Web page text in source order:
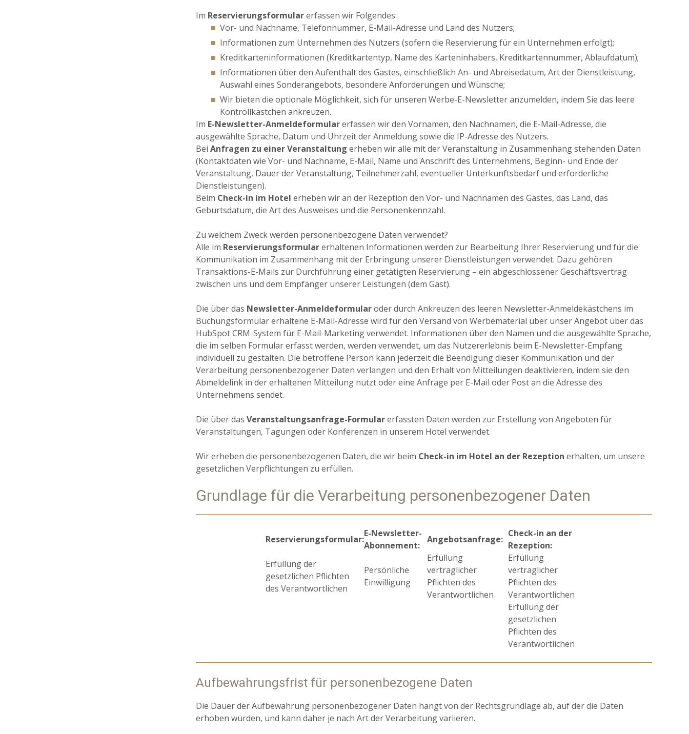
Im Reservierungsformularerfassen wir Folgendes:
Vor- und Nachname, Telefonnummer, E-Mail-Adresse und Land des Nutzers;
Informationen zum Unternehmen des Nutzers (sofern die Reservierung für ein Unternehmen erfolgt);
Kreditkarteninformationen (Kreditkartentyp, Name des Karteninhabers, Kreditkartennummer, Ablaufdatum);
Informationen über den Aufenthalt des Gastes, einschließlich An- und Abreisedatum, Art der Dienstleistung,
Auswahl eines Sonderangebots, besondere Anforderungen und Wünsche;
Wir bieten die optionale Möglichkeit, sich für unseren Werbe-E-Newsletter anzumelden, indem Sie das leere
Kontrollkästchen ankreuzen.
Im E-Newsletter-Anmeldeformularerfassen wir den Vornamen, den Nachnamen, die E-Mail-Adresse, die
ausgewählte Sprache, Datum und Uhrzeit der Anmeldung sowie die IP-Adresse des Nutzers.
Bei Anfragen zu einer Veranstaltung erheben wir alle mit der Veranstaltung in Zusammenhang stehenden Daten
(Kontaktdaten wie Vor- und Nachname, E-Mail, Name und Anschrift des Unternehmens, Beginn- und Ende der
Veranstaltung, Dauer der Veranstaltung, Teilnehmerzahl, eventueller Unterkunftsbedarf und erforderliche
Dienstleistungen).
Beim Check-in im Hotel erheben wir an der Rezeption den Vor- und Nachnamen des Gastes, das Land, das
Geburtsdatum, die Art des Ausweises und die Personenkennzahl.
Zu welchem ​​Zweck werden personenbezogene Daten verwendet?
Alle im Reservierungsformularerhaltenen Informationen werden zur Bearbeitung Ihrer Reservierung und für die
Kommunikation im Zusammenhang mit der Erbringung unserer Dienstleistungen verwendet. Dazu gehören
Transaktions-E-Mails zur Durchführung einer getätigten Reservierung – ein abgeschlossener Geschäftsvertrag
zwischen uns und dem Empfänger unserer Leistungen (dem Gast).
Die über das Newsletter-Anmeldeformularoder durch Ankreuzen des leeren Newsletter-Anmeldekästchens im
Buchungsformular erhaltene E-Mail-Adresse wird für den Versand von Werbematerial über unser Angebot über das
HubSpot CRM-System für E-Mail-Marketing verwendet. Informationen über den Namen und die ausgewählte Sprache,
die im selben Formular erfasst werden, werden verwendet, um das Nutzererlebnis beim E-Newsletter-Empfang
individuell zu gestalten. Die betroffene Person kann jederzeit die Beendigung dieser Kommunikation und der
Verarbeitung personenbezogener Daten verlangen und den Erhalt von Mitteilungen deaktivieren, indem sie den
Abmeldelink in der erhaltenen Mitteilung nutzt oder eine Anfrage per E-Mail oder Post an die Adresse des
Unternehmens sendet.
Die über das Veranstaltungsanfrage-Formularerfassten Daten werden zur Erstellung von Angeboten für
Veranstaltungen, Tagungen oder Konferenzen in unserem Hotel verwendet.
Wir erheben die personenbezogenen Daten, die wir beim Check-in im Hotel an der Rezeption erhalten, um unsere
gesetzlichen Verpflichtungen zu erfüllen.
Grundlage für die Verarbeitung personenbezogener Daten
Reservierungsformular:
E-Newsletter-
Abonnement:
Angebotsanfrage:
Check-in an der
Rezeption:
Erfüllung der
gesetzlichen Pflichten
des Verantwortlichen
Persönliche
Einwilligung
Erfüllung
vertraglicher
Pflichten des
Verantwortlichen
Erfüllung
vertraglicher
Pflichten des
Verantwortlichen
Erfüllung der
gesetzlichen
Pflichten des
Verantwortlichen
Aufbewahrungsfrist für personenbezogene Daten
Die Dauer der Aufbewahrung personenbezogener Daten hängt von der Rechtsgrundlage ab, auf der die Daten
erhoben wurden, und kann daher je nach Art der Verarbeitung variieren.